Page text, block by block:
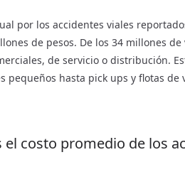
por los accidentes viales
de pesos. De los 34 millones
de servicio o distribución.
pequeños hasta pick ups y flotas de
el costo promedio de los